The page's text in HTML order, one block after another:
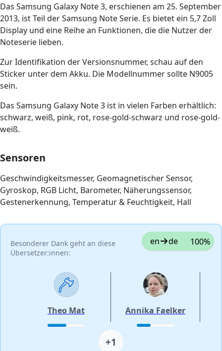
Das Samsung Galaxy Note 3, erschienen am 25. September
2013, ist Teil der Samsung Note Serie. Es bietet ein 5,7 Zoll
Display und eine Reihe an Funktionen, die die Nutzer der
Noteserie lieben.
Zur Identifikation der Versionsnummer, schau auf den
Sticker unter dem Akku. Die Modellnummer sollte N9005
sein.
Das Samsung Galaxy Note 3 ist in vielen Farben erhältlich:
schwarz, weiß, pink, rot, rose-gold-schwarz und rose-gold-
weiß.
Sensoren
Geschwindigkeitsmesser, Geomagnetischer Sensor,
Gyroskop, RGB Licht, Barometer, Näherungssensor,
Gestenerkennung, Temperatur & Feuchtigkeit, Hall
Besonderer Dank geht an diese
Übersetzer:innen:
en de 100%
Theo Mat Annika Faelker
+1